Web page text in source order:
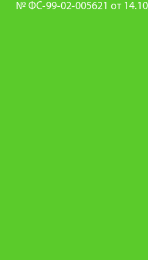
№ ФС-99-02-005621 от